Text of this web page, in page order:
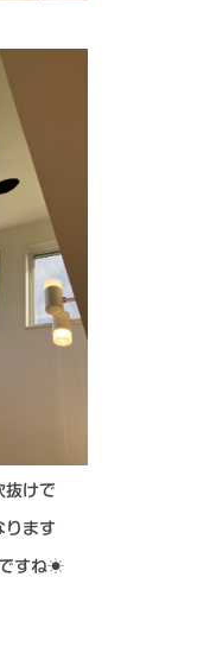
抜けで
ります
すね☀️